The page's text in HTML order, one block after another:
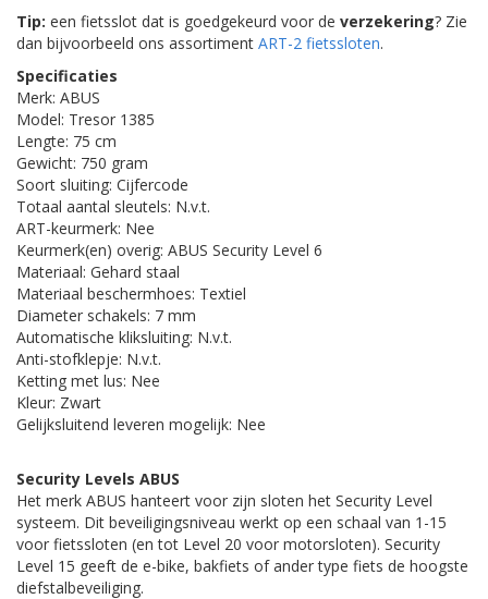
Tip: een fietsslot dat is goedgekeurd voor de verzekering? Zie
dan bijvoorbeeld ons assortiment ART-2 fietssloten.
Specificaties
Merk: ABUS
Model: Tresor 1385
Lengte: 75 cm
Gewicht: 750 gram
Soort sluiting: Cijfercode
Totaal aantal sleutels: N.v.t.
ART-keurmerk: Nee
Keurmerk(en) overig: ABUS Security Level 6
Materiaal: Gehard staal
Materiaal beschermhoes: Textiel
Diameter schakels: 7 mm
Automatische kliksluiting: N.v.t.
Anti-stofklepje: N.v.t.
Ketting met lus: Nee
Kleur: Zwart
Gelijksluitend leveren mogelijk: Nee
Security Levels ABUS
Het merk ABUS hanteert voor zijn sloten het Security Level
systeem. Dit beveiligingsniveau werkt op een schaal van 1-15
voor fietssloten (en tot Level 20 voor motorsloten). Security
Level 15 geeft de e-bike, bakfiets of ander type fiets de hoogste
diefstalbeveiliging.